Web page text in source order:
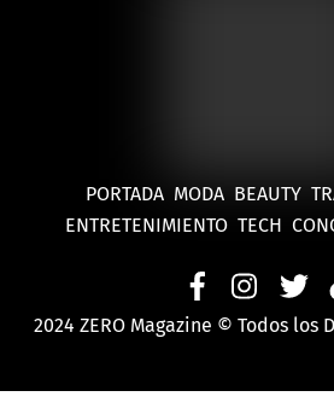
PORTADA MODA BEAUTY
ENTRETENIMIENTO TECH
2024 ZERO Magazine © Todos los